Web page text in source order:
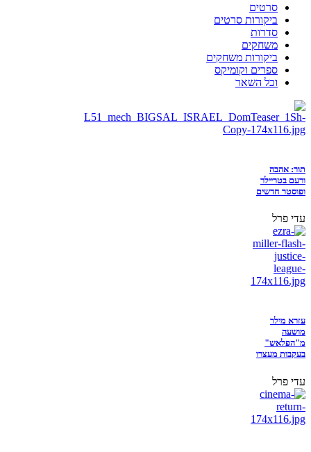
סרטים
ביקורות סרטים
סדרות
משחקים
ביקורות משחקים
ספרים וקומיקס
וכל השאר
תור: אהבה
ורעם בטריילר
ופוסטר חדשים
עדי פרל
עזרא מילר
מושעה
מ"הפלאש"
בעקבות מעצרו
עדי פרל